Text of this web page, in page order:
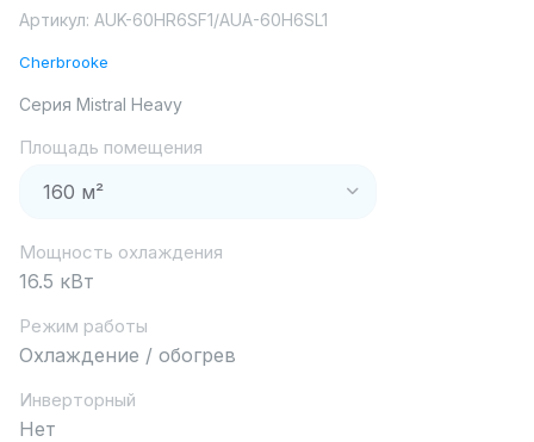
Артикул: AUK-60HR6SF1/AUA-60H6SL1
Cherbrooke
Серия Mistral Heavy
Площадь помещения
Мощность охлаждения
16.5 кВт
Режим работы
Охлаждение / обогрев
Инверторный
Нет